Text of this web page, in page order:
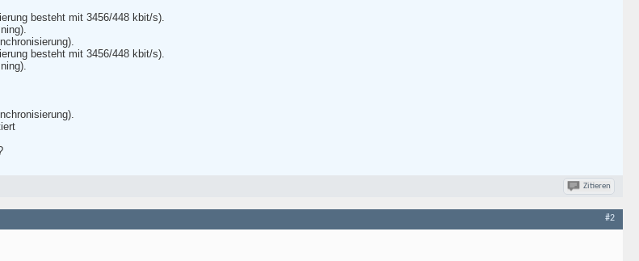
besteht mit 3456/448 kbit/s).
besteht mit 3456/448 kbit/s).
Zitieren
#2